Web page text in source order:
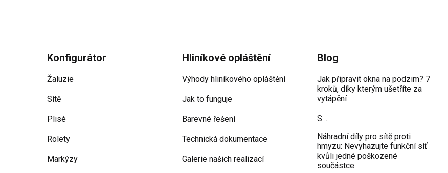
Konfigurátor
Žaluzie
Sítě
Plisé
Rolety
Markýzy
Hliníkové opláštění
Výhody hliníkového opláštění
Jak to funguje
Barevné řešení
Technická dokumentace
Galerie našich realizací
Blog
Jak připravit okna na podzim? 7
kroků, díky kterým ušetříte za
vytápění
S ...
Náhradní díly pro sítě proti
hmyzu: Nevyhazujte funkční síť
kvůli jedné poškozené
součástce